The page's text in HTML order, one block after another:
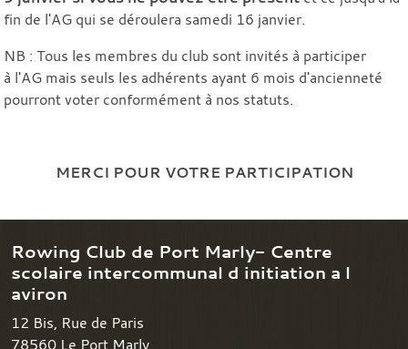
fin de l'AG qui se déroulera samedi 16 janvier.
NB : Tous les membres du club sont invités à participer
à l'AG mais seuls les adhérents ayant 6 mois d'ancienneté
pourront voter conformément à nos statuts.
MERCI POUR VOTRE PARTICIPATION
Rowing Club de Port Marly- Centre
scolaire intercommunal d initiation a l
aviron
12 Bis, Rue de Paris
78560 Le Port Marly